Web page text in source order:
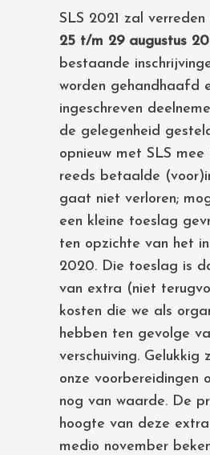
SLS 2021 zal verreden
25 t/m 29 augustus
bestaande
worden gehandhaafd
ingeschreven
de gelegenheid
opnieuw met SLS
reeds betaalde
gaat niet verloren;
een kleine toeslag
ten opzichte van het
2020. Die toeslag is
van extra (niet
kosten die we als
hebben ten gevolge
verschuiving. Gelukkig
onze voorbereidingen
nog van waarde. De
hoogte van deze
medio november